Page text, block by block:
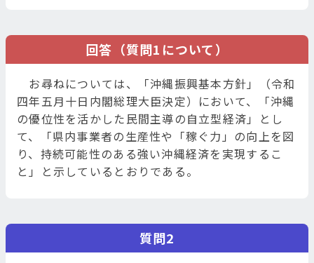
回答（質問1について）
お尋ねについては、「沖縄振興基本方針」（令和
四年五月十日内閣総理大臣決定）において、「沖縄
の優位性を活かした民間主導の自立型経済」とし
て、「県内事業者の生産性や「稼ぐ力」の向上を図
り、持続可能性のある強い沖縄経済を実現するこ
と」と示しているとおりである。
質問2